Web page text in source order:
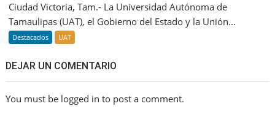
Ciudad Victoria, Tam.- La Universidad Autónoma de
Tamaulipas (UAT), el Gobierno del Estado y la Unión...
Destacados UAT
DEJAR UN COMENTARIO
You must be logged in to post a comment.